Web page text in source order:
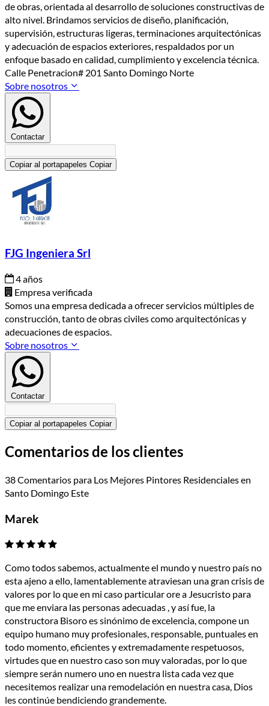
de obras, orientada al desarrollo de soluciones constructivas de
alto nivel. Brindamos servicios de diseño, planificación,
supervisión, estructuras ligeras, terminaciones arquitectónicas
y adecuación de espacios exteriores, respaldados por un
enfoque basado en calidad, cumplimiento y excelencia técnica.
Calle Penetracion# 201 Santo Domingo Norte
Sobre nosotros
Contactar
Copiar al portapapeles Copiar
FJG Ingeniera Srl
4 años
Empresa verificada
Somos una empresa dedicada a ofrecer servicios múltiples de
construcción, tanto de obras civiles como arquitectónicas y
adecuaciones de espacios.
Sobre nosotros
Contactar
Copiar al portapapeles Copiar
Comentarios de los clientes
38 Comentarios para Los Mejores Pintores Residenciales en
Santo Domingo Este
Marek
Como todos sabemos, actualmente el mundo y nuestro país no
esta ajeno a ello, lamentablemente atraviesan una gran crisis de
valores por lo que en mi caso particular ore a Jesucristo para
que me enviara las personas adecuadas , y así fue, la
constructora Bisoro es sinónimo de excelencia, compone un
equipo humano muy profesionales, responsable, puntuales en
todo momento, eficientes y extremadamente respetuosos,
virtudes que en nuestro caso son muy valoradas, por lo que
siempre serán numero uno en nuestra lista cada vez que
necesitemos realizar una remodelación en nuestra casa, Dios
les continúe bendiciendo grandemente.